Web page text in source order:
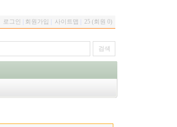
로그인 회원가입 사이트맵 25 (회원 0)